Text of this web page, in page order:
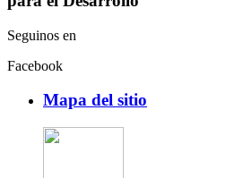
Seguinos en
Facebook
Mapa del sitio